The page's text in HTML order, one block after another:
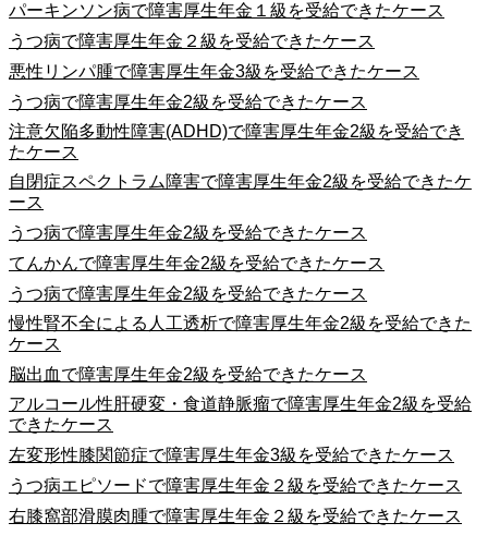
パーキンソン病で障害厚生年金１級を受給できたケース
うつ病で障害厚生年金２級を受給できたケース
悪性リンパ腫で障害厚生年金3級を受給できたケース
うつ病で障害厚生年金2級を受給できたケース
注意欠陥多動性障害(ADHD)で障害厚生年金2級を受給でき
たケース
自閉症スペクトラム障害で障害厚生年金2級を受給できたケ
ース
うつ病で障害厚生年金2級を受給できたケース
てんかんで障害厚生年金2級を受給できたケース
うつ病で障害厚生年金2級を受給できたケース
慢性腎不全による人工透析で障害厚生年金2級を受給できた
ケース
脳出血で障害厚生年金2級を受給できたケース
アルコール性肝硬変・食道静脈瘤で障害厚生年金2級を受給
できたケース
左変形性膝関節症で障害厚生年金3級を受給できたケース
うつ病エピソードで障害厚生年金２級を受給できたケース
右膝窩部滑膜肉腫で障害厚生年金２級を受給できたケース